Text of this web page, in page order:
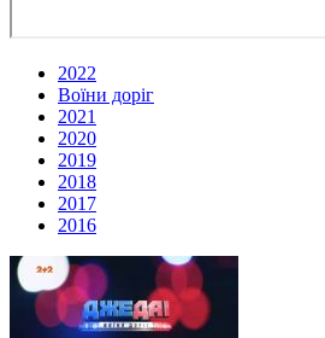
2022
Воїни доріг
2021
2020
2019
2018
2017
2016